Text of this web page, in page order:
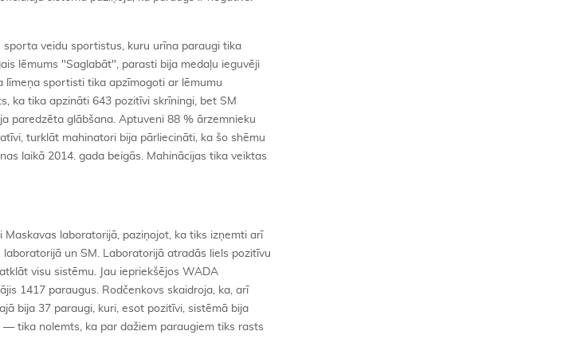
veidu sportistus, kuru urīna paraugi tika
lēmums "Saglabāt", parasti bija medaļu ieguvēji
līmeņa sportisti tika apzīmogoti ar lēmumu
ka tika apzināti 643 pozitīvi skrīningi, bet SM
paredzēta glābšana. Aptuveni 88 % ārzemnieku
turklāt mahinatori bija pārliecināti, ka šo shēmu
laikā 2014. gada beigās. Mahinācijas tika veiktas
laboratorijā, paziņojot, ka tiks izņemti arī
un SM. Laboratorijā atradās liels pozitīvu
visu sistēmu. Jau iepriekšējos WADA
1417 paraugus. Rodčenkovs skaidroja, ka, arī
bija 37 paraugi, kuri, esot pozitīvi, sistēmā bija
tika nolemts, ka par dažiem paraugiem tiks rasts